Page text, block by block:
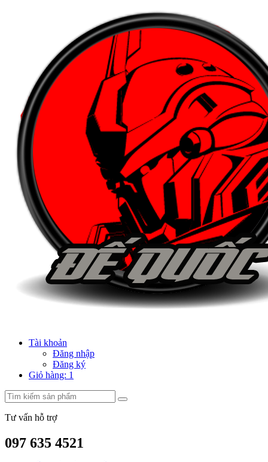
Tài khoản
Đăng nhập
Đăng ký
Giỏ hàng: 1
Tư vấn hỗ trợ
097 635 4521